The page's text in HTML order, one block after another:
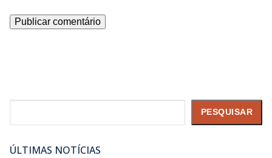
PESQUISAR
ÚLTIMAS NOTÍCIAS